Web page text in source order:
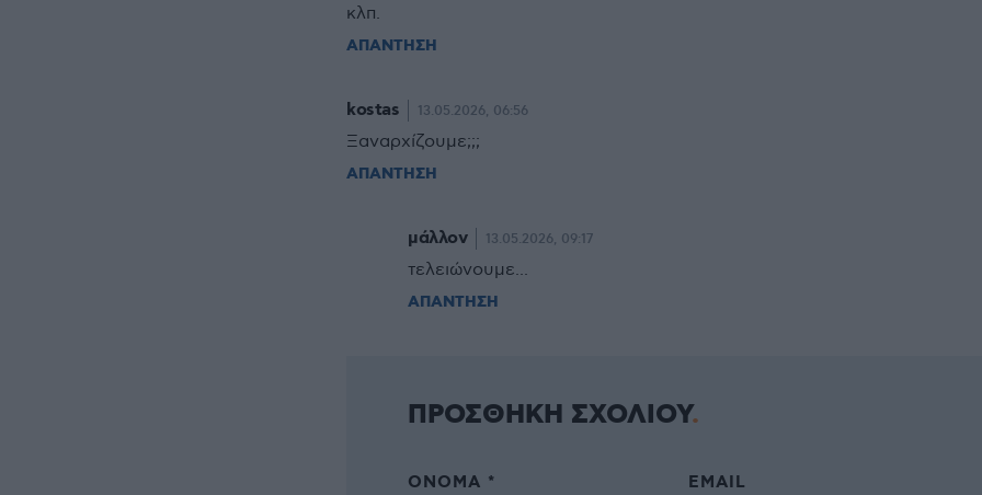
κλπ.
ΑΠΑΝΤΗΣΗ
kostas 13.05.2026, 06:56
Ξαναρχίζουμε;;;
ΑΠΑΝΤΗΣΗ
μάλλον 13.05.2026, 09:17
τελειώνουμε...
ΑΠΑΝΤΗΣΗ
ΠΡΟΣΘΗΚΗ ΣΧΟΛΙΟΥ
ΌΝΟΜΑ * EMAIL